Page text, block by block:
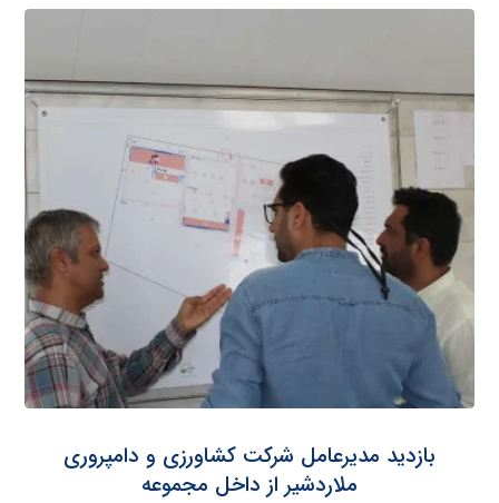
بازدید مدیرعامل شرکت کشاورزی و دامپروری
ملاردشیر از داخل مجموعه